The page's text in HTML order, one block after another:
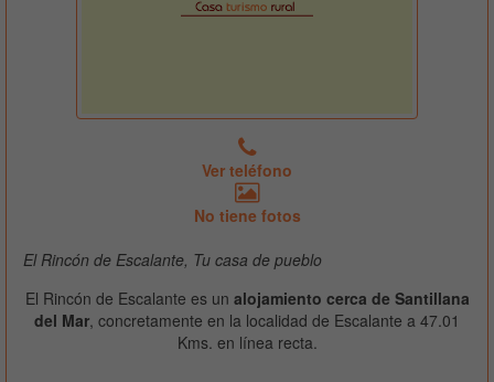
Ver teléfono
No tiene fotos
El Rincón de Escalante, Tu casa de pueblo
El Rincón de Escalante es un alojamiento cerca de Santillana
del Mar, concretamente en la localidad de Escalante a 47.01
Kms. en línea recta.